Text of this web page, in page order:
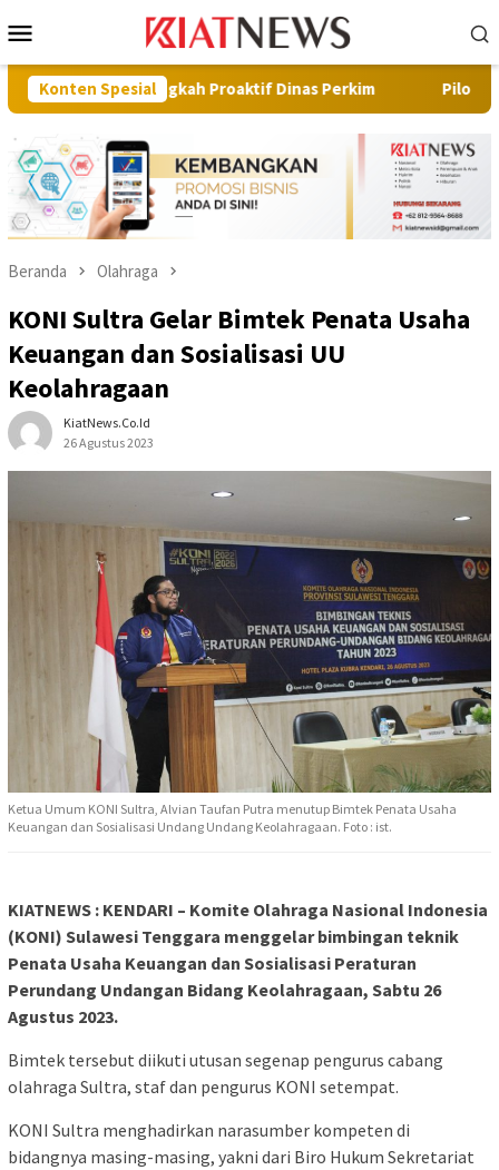
ke
Mobile
Konten Spesial
Proaktif Dinas Perkim Pilot Project,
Beranda Olahraga
KONI Sultra Gelar Bimtek Penata Usaha
Keuangan dan Sosialisasi UU
Keolahragaan
KiatNews.co.id
26 Agustus 2023
Ketua Umum KONI Sultra, Alvian Taufan Putra menutup Bimtek Penata Usaha
Keuangan dan Sosialisasi Undang Undang Keolahragaan. Foto : ist.
KIATNEWS : KENDARI – Komite Olahraga Nasional Indonesia
(KONI) Sulawesi Tenggara menggelar bimbingan teknik
Penata Usaha Keuangan dan Sosialisasi Peraturan
Perundang Undangan Bidang Keolahragaan, Sabtu 26
Agustus 2023.
Bimtek tersebut diikuti utusan segenap pengurus cabang
olahraga Sultra, staf dan pengurus KONI setempat.
KONI Sultra menghadirkan narasumber kompeten di
bidangnya masing-masing, yakni dari Biro Hukum Sekretariat